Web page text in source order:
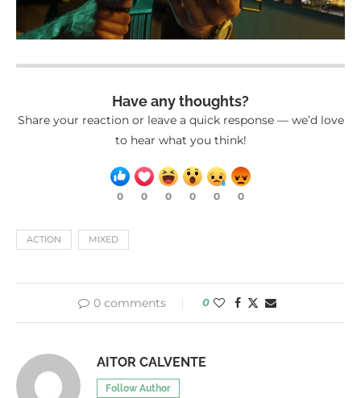
Have any thoughts?
Share your reaction or leave a quick response — we’d love
to hear what you think!
0 0 0 0 0 0
ACTION MIXED
0 comments 0
AITOR CALVENTE
Follow Author